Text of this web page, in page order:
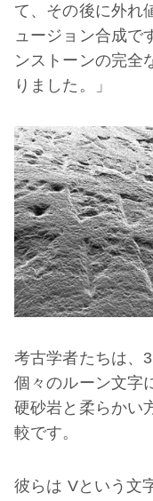
て、その後に外れ
ュージョン合成で
ンストーンの完全
りました。」
考古学者たちは、
個々のルーン文字
硬砂岩と柔らかい
較です。
彼らは Vという文